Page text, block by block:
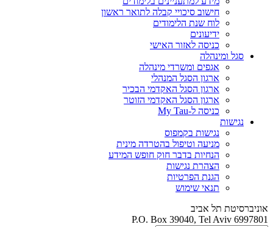
חישוב סיכויי קבלה לתואר ראשון
לוח שנת הלימודים
ידיעונים
כניסה לאזור האישי
סגל ומינהלה
אגפים ומשרדי מינהלה
ארגון הסגל המנהלי
ארגון הסגל האקדמי הבכיר
ארגון הסגל האקדמי הזוטר
כניסה ל-My Tau
נגישות
נגישות בקמפוס
מניעה וטיפול בהטרדה מינית
הנחיות בדבר חוק חופש המידע
הצהרת נגישות
הגנת הפרטיות
תנאי שימוש
אוניברסיטת תל אביב
P.O. Box 39040, Tel Aviv 6997801